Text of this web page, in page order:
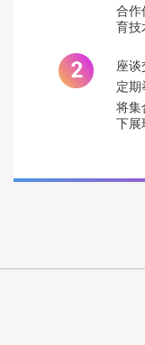
合作
育技
座谈
定
将集
下展